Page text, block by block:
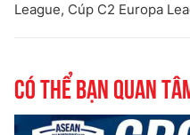
League, Cúp C2 Europa
Có thể bạn quan